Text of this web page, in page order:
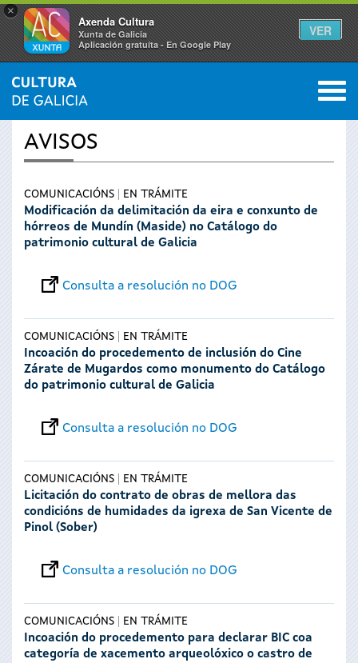
×
Axenda Cultura
Xunta de Galicia
Aplicación gratuíta - En Google Play
VER
Vostede
está
aquí
INICIO › SERVIZOS 0
AVISOS
COMUNICACIÓNS EN TRÁMITE
Modificación da delimitación da eira e conxunto de
hórreos de Mundín (Maside) no Catálogo do
patrimonio cultural de Galicia
Consulta a resolución no DOG
COMUNICACIÓNS EN TRÁMITE
Incoación do procedemento de inclusión do Cine
Zárate de Mugardos como monumento do Catálogo
do patrimonio cultural de Galicia
Consulta a resolución no DOG
COMUNICACIÓNS EN TRÁMITE
Licitación do contrato de obras de mellora das
condicións de humidades da igrexa de San Vicente de
Pinol (Sober)
Consulta a resolución no DOG
COMUNICACIÓNS EN TRÁMITE
Incoación do procedemento para declarar BIC coa
categoría de xacemento arqueolóxico o castro de